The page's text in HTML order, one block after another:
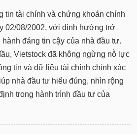
tin tài chính và chứng khoán chính
02/08/2002, với định hướng trở
đáng tin cậy của nhà đầu tư.
Vietstock đã không ngừng nỗ lực
tin và dữ liệu tài chính chính xác
nhà đầu tư hiểu đúng, nhìn rộng
trong hành trình đầu tư của